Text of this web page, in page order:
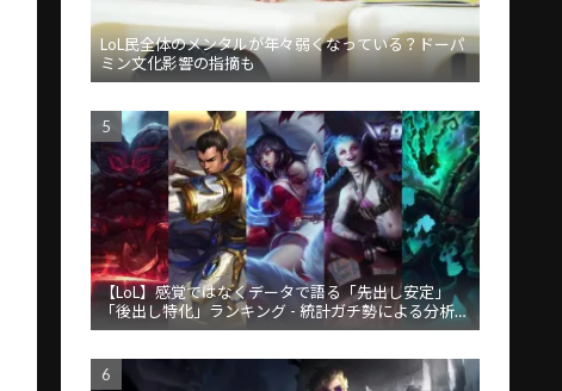
LoL民全体のメンタルが年々弱くなっている？ドーパ
ミン文化影響の指摘も
【LoL】感覚ではなくデータで語る「先出し安定」
「後出し特化」ランキング - 統計ガチ勢による分析が
話題